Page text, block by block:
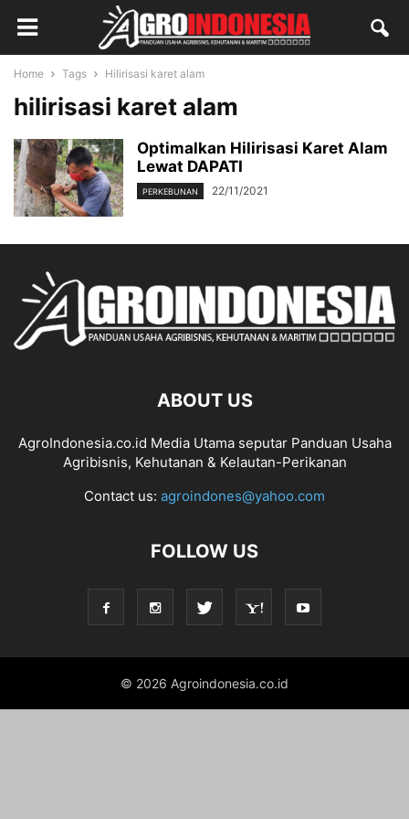
Home Tags Hilirisasi karet alam
hilirisasi karet alam
Optimalkan Hilirisasi Karet Alam
Lewat DAPATI
PERKEBUNAN 22/11/2021
ABOUT US
AgroIndonesia.co.id Media Utama seputar Panduan Usaha
Agribisnis, Kehutanan & Kelautan-Perikanan
Contact us: agroindones@yahoo.com
FOLLOW US
© 2026 Agroindonesia.co.id